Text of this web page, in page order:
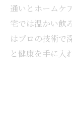
通いとホームケ
宅では温かい飲
はプロの技術で
と健康を手に入